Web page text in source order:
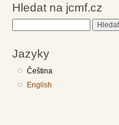
Hledat na jcmf.cz
Jazyky
Čeština
English